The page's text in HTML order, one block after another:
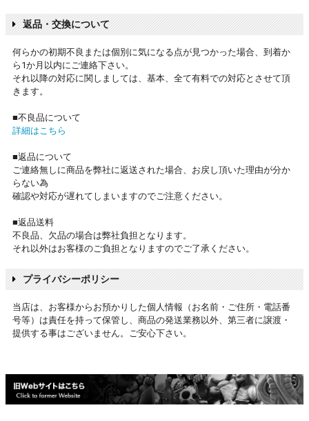
返品・交換について
何らかの初期不良または個別に気になる点が見つかった場合、到着か
ら1か月以内にご連絡下さい。
それ以降の対応に関しましては、基本、全て有料での対応とさせて頂
きます。
■不良品について
詳細はこちら
■返品について
ご連絡無しに商品を弊社に返送された場合、お戻し頂いた理由が分か
らない為
確認や対応が遅れてしまいますのでご注意ください。
■返品送料
不良品、欠品の場合は弊社負担となります。
それ以外はお客様のご負担となりますのでご了承ください。
プライバシーポリシー
当店は、お客様からお預かりした個人情報（お名前・ご住所・電話番
号等）は責任を持って保管し、商品の発送業務以外、第三者に譲渡・
提供する事はございません。ご安心下さい。